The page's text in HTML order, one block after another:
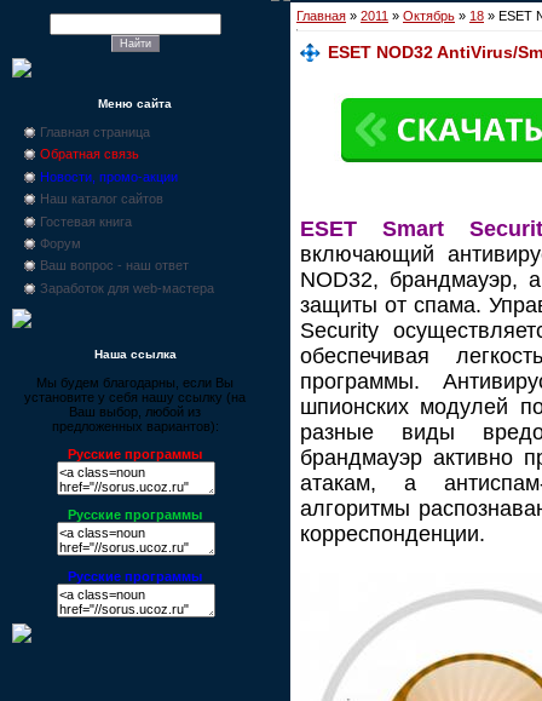
Меню сайта
Главная страница
Обратная связь
Новости, промо-акции
Наш каталог сайтов
Гостевая книга
Форум
Ваш вопрос - наш ответ
Заработок для web-мастера
Наша ссылка
Мы будем благодарны, если Вы
установите у себя нашу ссылку (на
Ваш выбор, любой из
предложенных вариантов):
Русские программы
Русские программы
Русские программы
Главная » 2011 » Октябрь » 18 » ESET
ESET NOD32 AntiVirus/
ESET Smart
включающий
NOD32, брандмауэр,
защиты от спама.
Security
обеспечивая
программы.
шпионских модулей
разные виды
брандмауэр активно
атакам, а
алгоритмы
корреспонденции.